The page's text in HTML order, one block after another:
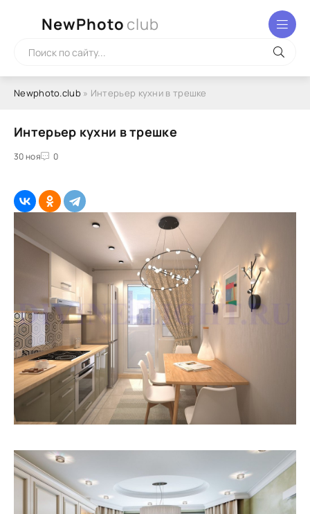
NewPhoto club
Newphoto.club» Интерьер кухни в трешке
Интерьер кухни в трешке
30 ноя 0